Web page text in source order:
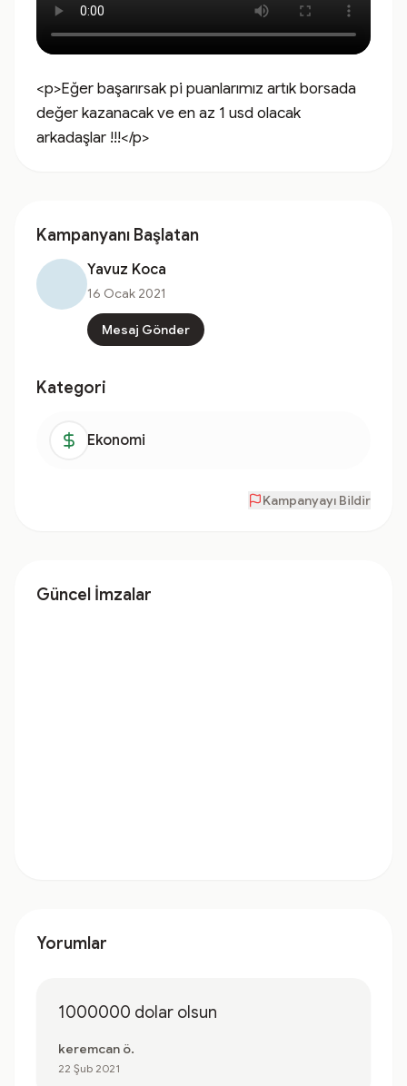
<p>Eğer başarırsak pi puanlarımız artık borsada
değer kazanacak ve en az 1 usd olacak
arkadaşlar !!!</p>
Kampanyanı Başlatan
Yavuz Koca
16 Ocak 2021
Mesaj Gönder
Kategori
Ekonomi
Kampanyayı Bildir
Güncel İmzalar
Yorumlar
1000000 dolar olsun
keremcan ö.
22 Şub 2021